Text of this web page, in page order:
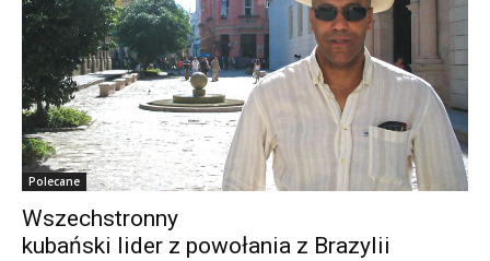
Polecane
Wszechstronny
kubański lider z powołania z Brazylii